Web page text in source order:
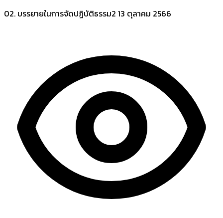
02. บรรยายในการจัดปฏิบัติธรรม2 13 ตุลาคม 2566